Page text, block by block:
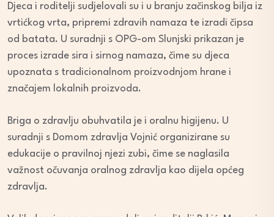
Djeca i roditelji sudjelovali su i u branju začinskog bilja iz
vrtićkog vrta, pripremi zdravih namaza te izradi čipsa
od batata. U suradnji s OPG-om Slunjski prikazan je
proces izrade sira i sirnog namaza, čime su djeca
upoznata s tradicionalnom proizvodnjom hrane i
značajem lokalnih proizvoda.
Briga o zdravlju obuhvatila je i oralnu higijenu. U
suradnji s Domom zdravlja Vojnić organizirane su
edukacije o pravilnoj njezi zubi, čime se naglasila
važnost očuvanja oralnog zdravlja kao dijela općeg
zdravlja.